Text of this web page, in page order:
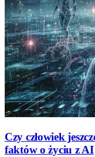
Czy człowiek
faktów o życiu z AI